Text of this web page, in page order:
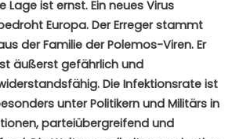
Lage ist ernst. Ein neues Virus
Europa. Der Erreger stammt
der Familie der Polemos-Viren. Er
äußerst gefährlich und
Die Infektionsrate ist
unter Politikern und Militärs in
parteiübergreifend und